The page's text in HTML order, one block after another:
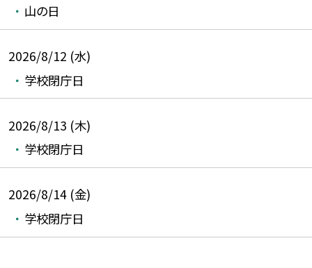
山の日
2026/8/12 (水)
学校閉庁日
2026/8/13 (木)
学校閉庁日
2026/8/14 (金)
学校閉庁日